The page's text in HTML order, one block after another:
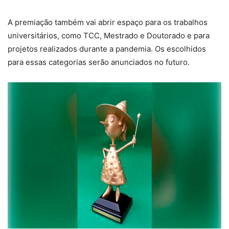
A premiação também vai abrir espaço para os trabalhos
universitários, como TCC, Mestrado e Doutorado e para
projetos realizados durante a pandemia. Os escolhidos
para essas categorias serão anunciados no futuro.